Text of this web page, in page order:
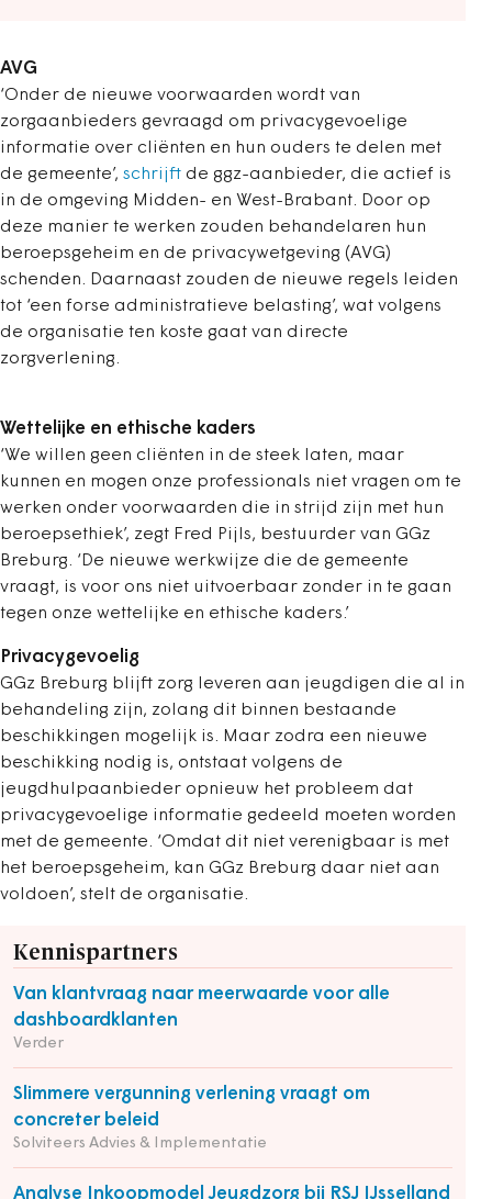
AVG
‘Onder de nieuwe voorwaarden wordt van
zorgaanbieders gevraagd om privacygevoelige
informatie over cliënten en hun ouders te delen met
de gemeente’, schrijft de ggz-aanbieder, die actief is
in de omgeving Midden- en West-Brabant. Door op
deze manier te werken zouden behandelaren hun
beroepsgeheim en de privacywetgeving (AVG)
schenden. Daarnaast zouden de nieuwe regels leiden
tot ‘een forse administratieve belasting’, wat volgens
de organisatie ten koste gaat van directe
zorgverlening.
Wettelijke en ethische kaders
‘We willen geen cliënten in de steek laten, maar
kunnen en mogen onze professionals niet vragen om te
werken onder voorwaarden die in strijd zijn met hun
beroepsethiek’, zegt Fred Pijls, bestuurder van GGz
Breburg. ‘De nieuwe werkwijze die de gemeente
vraagt, is voor ons niet uitvoerbaar zonder in te gaan
tegen onze wettelijke en ethische kaders.’
Privacygevoelig
GGz Breburg blijft zorg leveren aan jeugdigen die al in
behandeling zijn, zolang dit binnen bestaande
beschikkingen mogelijk is. Maar zodra een nieuwe
beschikking nodig is, ontstaat volgens de
jeugdhulpaanbieder opnieuw het probleem dat
privacygevoelige informatie gedeeld moeten worden
met de gemeente. ‘Omdat dit niet verenigbaar is met
het beroepsgeheim, kan GGz Breburg daar niet aan
voldoen’, stelt de organisatie.
Kennispartners
Van klantvraag naar meerwaarde voor alle
dashboardklanten
Verder
Slimmere vergunning verlening vraagt om
concreter beleid
Solviteers Advies & Implementatie
Analyse Inkoopmodel Jeugdzorg bij RSJ IJsselland